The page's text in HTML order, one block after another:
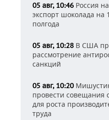
05 авг, 10:46 Россия
экспорт шоколада на
полгода
05 авг, 10:28 В США
рассмотрение
санкций
05 авг, 10:20
провести совещания
для роста
труда